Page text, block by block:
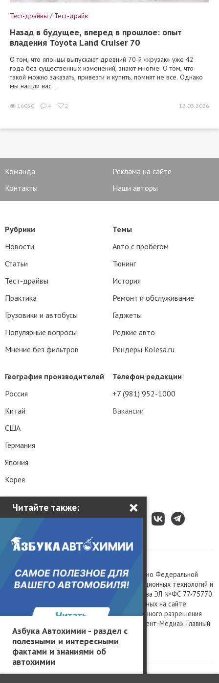
Читайте также: ×
Азбука Автохимии - раздел с
полезными и интересными
фактами и знаниями об
автохимии
Тест-драйвы / Тест-драйв
Назад в будущее, вперед в прошлое: опыт
владения Toyota Land Cruiser 70
О том, что японцы выпускают древний 70-й «крузак» уже 42
года без существенных изменений, знают многие. О том, что
такой можно заказать, привезти и купить, помнят не все. Однако
мы нашли нас...
16050 4 2 12.03.2026
Команда
Реклама на сайте
Контакты
Наши авторы
Телефон редакции
+7 (981) 952-1000
Вакансии
Рубрики
Новости
Статьи
Тест-драйвы
Практика
Грузовики и автобусы
Популярные вопросы
Мнение без фильтров
Темы
Авто с пробегом
Тюнинг
История
Ремонт и обслуживание
Гаджеты
Редкие авто
Рендеры Kolesa.ru
География производителей
Россия
Китай
США
Германия
Япония
Корея
Сетевое издание «Kolesa.ru», зарегистрировано Федеральной
службой по надзору в сфере связи, информационных технологий и
массовых коммуникаций, номер свидетельства ЭЛ №ФС 77-75770.
Любое использование материалов, размещенных на сайте
www.kolesa.ru, допускается только с письменного разрешения
правообладателя. Учредитель ООО «Президент-Медиа». Главный
редактор Баландин М.А. 0+
Политика конфиденциальности